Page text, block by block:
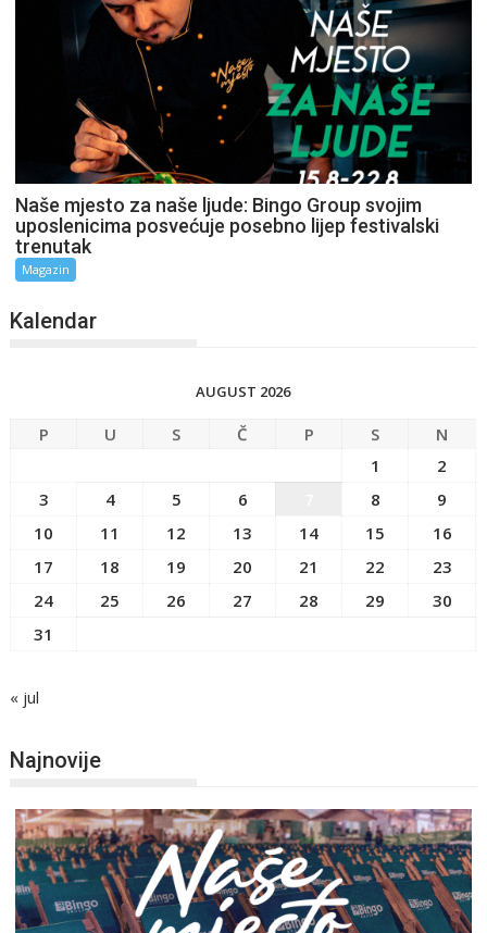
Naše mjesto za naše ljude: Bingo Group svojim
uposlenicima posvećuje posebno lijep festivalski
trenutak
Magazin
Kalendar
AUGUST 2026
P U S Č P S
N
1
2
3
4 5 6 8
9
10
11 12 13 14 15
16
17
18 19 20 21 22
23
24
25 26 27 28 29
30
31
« jul
Najnovije